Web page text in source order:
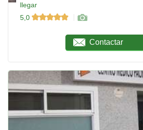
llegar
5,0
Contactar